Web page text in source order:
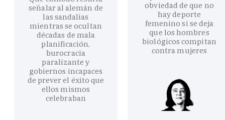
señalar al alemán de
las sandalias
mientras se ocultan
décadas de mala
planificación,
burocracia
paralizante y
gobiernos incapaces
de prever el éxito que
ellos mismos
celebraban
obviedad de que no
hay deporte
femenino si se deja
que los hombres
biológicos compitan
contra mujeres